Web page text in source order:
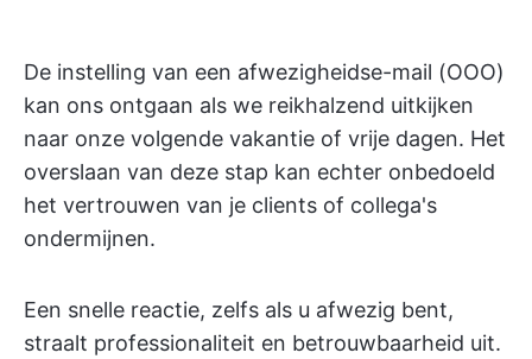
De instelling van een afwezigheidse-mail (OOO)
kan ons ontgaan als we reikhalzend uitkijken
naar onze volgende vakantie of vrije dagen. Het
overslaan van deze stap kan echter onbedoeld
het vertrouwen van je clients of collega's
ondermijnen.
Een snelle reactie, zelfs als u afwezig bent,
straalt professionaliteit en betrouwbaarheid uit.